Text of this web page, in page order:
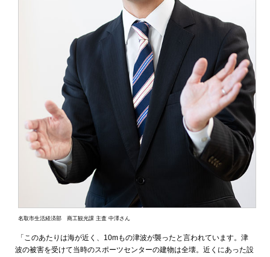
名取市生活経済部 商工観光課 主査 中澤さん
「このあたりは海が近く、10mもの津波が襲ったと言われています。津
波の被害を受けて当時のスポーツセンターの建物は全壊。近くにあった設